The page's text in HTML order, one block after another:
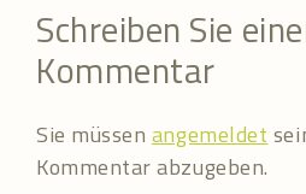
Schreiben Sie
Kommentar
Sie müssen angemeldet
Kommentar abzugeben.